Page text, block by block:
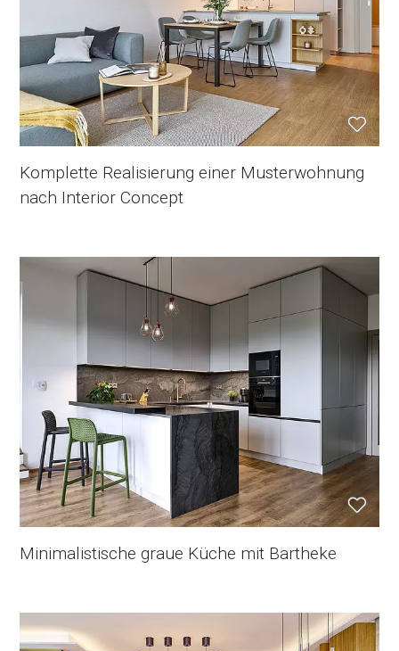
Komplette Realisierung einer Musterwohnung
nach Interior Concept
Minimalistische graue Küche mit Bartheke